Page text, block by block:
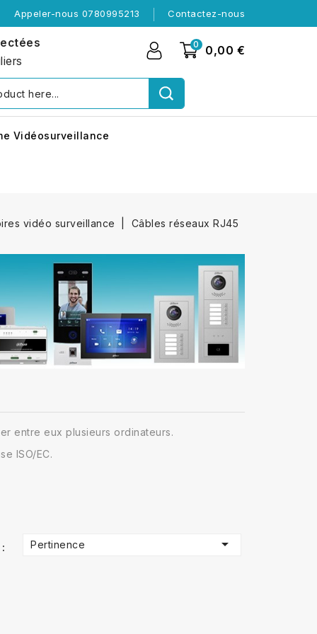
Appeler-nous 0780995213 Contactez-nous
0 0,00 €
Vidéosurveillance
vidéo surveillance Câbles réseaux RJ45
entre eux plusieurs ordinateurs.
ISO/EC.
Pertinence 